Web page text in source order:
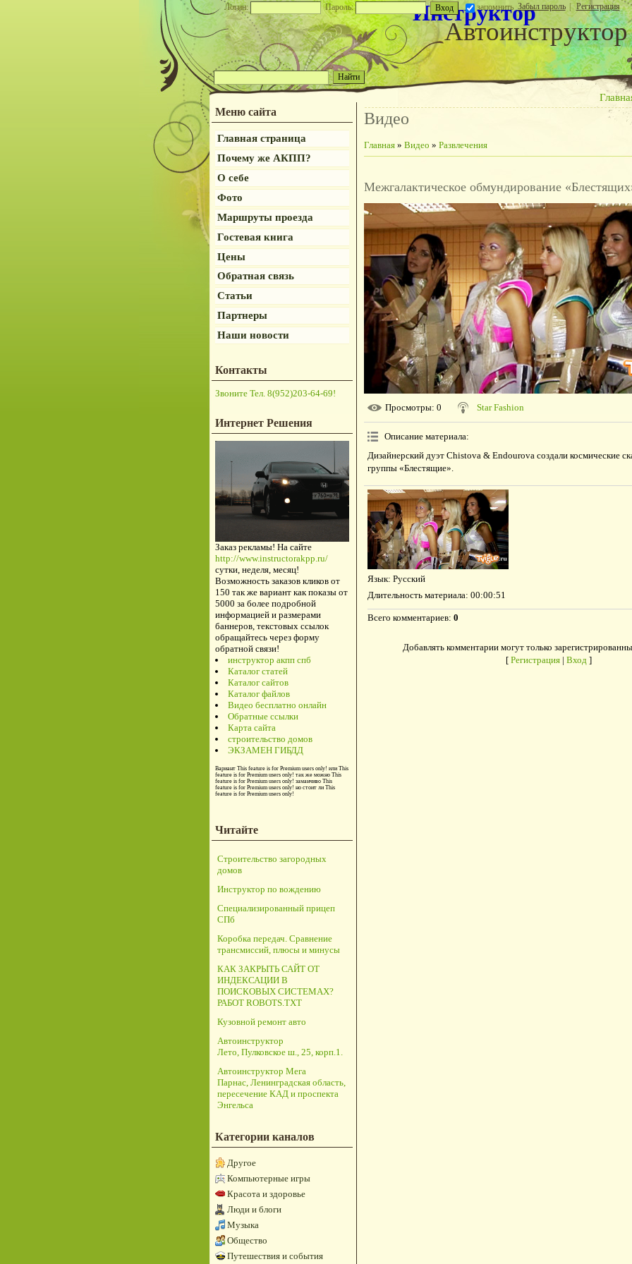
Логин: Пароль: запомнить Забыл пароль | Регистрация
Автоинструктор
Инструктор
Меню сайта
Главная страница
Почему же АКПП?
О себе
Фото
Маршруты проезда
Гостевая книга
Цены
Обратная связь
Статьи
Партнеры
Наши новости
Контакты
Звоните Тел. 8(952)203-64-69!
Интернет Решения
Заказ рекламы! На сайте
http://www.instructorakpp.ru/
сутки, неделя, месяц!
Возможность заказов кликов от
150 так же вариант как показы от
5000 за более подробной
информацией и размерами
баннеров, текстовых ссылок
обращайтесь через форму
обратной связи!
инструктор акпп спб
Каталог статей
Каталог сайтов
Каталог файлов
Видео бесплатно онлайн
Обратные ссылки
Карта сайта
строительство домов
ЭКЗАМЕН ГИБДД
Вариант This feature is for Premium users only! или This
feature is for Premium users only! так же можно This
feature is for Premium users only! заманчиво This
feature is for Premium users only! но стоит ли This
feature is for Premium users only!
Читайте
Строительство загородных
домов
Инструктор по вождению
Специализированный прицеп
СПб
Коробка передач. Сравнение
трансмиссий, плюсы и минусы
КАК ЗАКРЫТЬ САЙТ ОТ
ИНДЕКСАЦИИ В
ПОИСКОВЫХ СИСТЕМАХ?
РАБОТ ROBOTS.TXT
Кузовной ремонт авто
Автоинструктор
Лето, Пулковское ш., 25, корп.1.
Автоинструктор Мега
Парнас, Ленинградская область,
пересечение КАД и проспекта
Энгельса
Категории каналов
Другое
Компьютерные игры
Красота и здоровье
Люди и блоги
Музыка
Общество
Путешествия и события
Видео
Главная» Видео » Развлечения
Межгалактическое обмундирование
Просмотры: 0 Star Fashion
Описание материала:
Дизайнерский дуэт Chistova & Endourova создали космические
группы «Блестящие».
Язык: Русский
Длительность материала: 00:00:51
Всего комментариев: 0
Добавлять комментарии могут только
[ Регистрация| Вход ]